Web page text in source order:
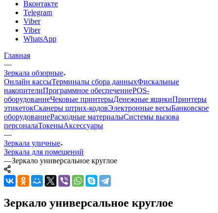
Вконтакте
Telegram
Viber
Viber
WhatsApp
Главная
—
Зеркала обзорные
Онлайн кассыТерминалы сбора данныхФискальные
накопителиПрограммное обеспечениеPOS-
оборудованиеЧековые принтерыДенежные ящикиПринтеры
этикетокСканеры штрих-кодовЭлектронные весыБанковское
оборудованиеРасходные материалыСистемы вызова
персоналаТокеныАксессуары
—
Зеркала уличные
Зеркала для помещений
—Зеркало универсальное круглое
Зеркало универсальное круглое